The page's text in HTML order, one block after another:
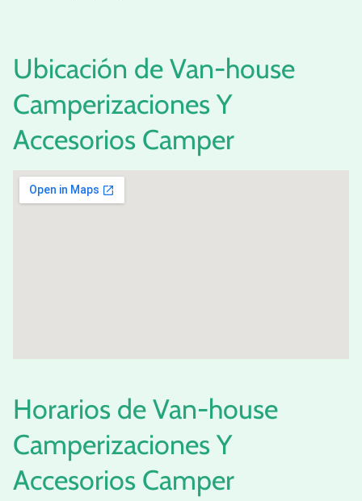
Ubicación de Van-house
Camperizaciones Y
Accesorios Camper
Horarios de Van-house
Camperizaciones Y
Accesorios Camper